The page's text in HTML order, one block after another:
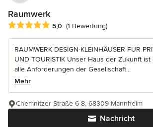
Raumwerk
Durchschnittliche Bewertung: 5 von 5
5,0 (1 Bewertung)
RAUMWERK DESIGN-KLEINHÄUSER FÜR
UND TOURISTIK Unser Haus der Zukunft
alle Anforderungen der Gesellschaft...
Mehr
Nachricht
Chemnitzer Straße 6-8, 68309 Mannheim